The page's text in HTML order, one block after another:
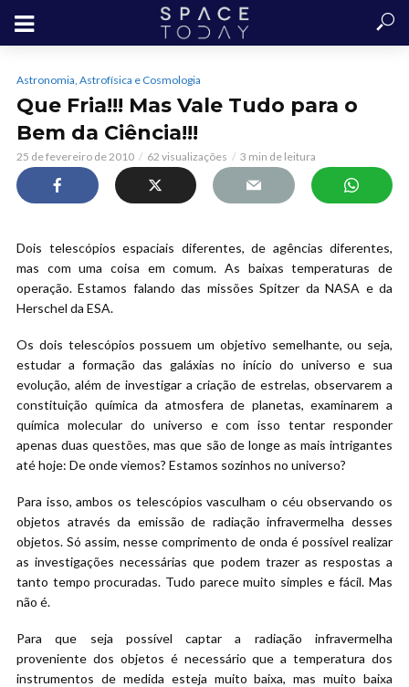
Astronomia, Astrofísica e Cosmologia
Que Fria!!! Mas Vale Tudo para o
Bem da Ciência!!!
25 de fevereiro de 2010 62 visualizações 3 min de leitura
Dois telescópios espaciais diferentes, de agências diferentes,
mas com uma coisa em comum. As baixas temperaturas de
operação. Estamos falando das missões Spitzer da NASA e da
Herschel da ESA.
Os dois telescópios possuem um objetivo semelhante, ou seja,
estudar a formação das galáxias no início do universo e sua
evolução, além de investigar a criação de estrelas, observarem a
constituição química da atmosfera de planetas, examinarem a
química molecular do universo e com isso tentar responder
apenas duas questões, mas que são de longe as mais intrigantes
até hoje: De onde viemos? Estamos sozinhos no universo?
Para isso, ambos os telescópios vasculham o céu observando os
objetos através da emissão de radiação infravermelha desses
objetos. Só assim, nesse comprimento de onda é possível realizar
as investigações necessárias que podem trazer as respostas a
tanto tempo procuradas. Tudo parece muito simples e fácil. Mas
não é.
Para que seja possível captar a radiação infravermelha
proveniente dos objetos é necessário que a temperatura dos
instrumentos de medida esteja muito baixa, mas muito baixa